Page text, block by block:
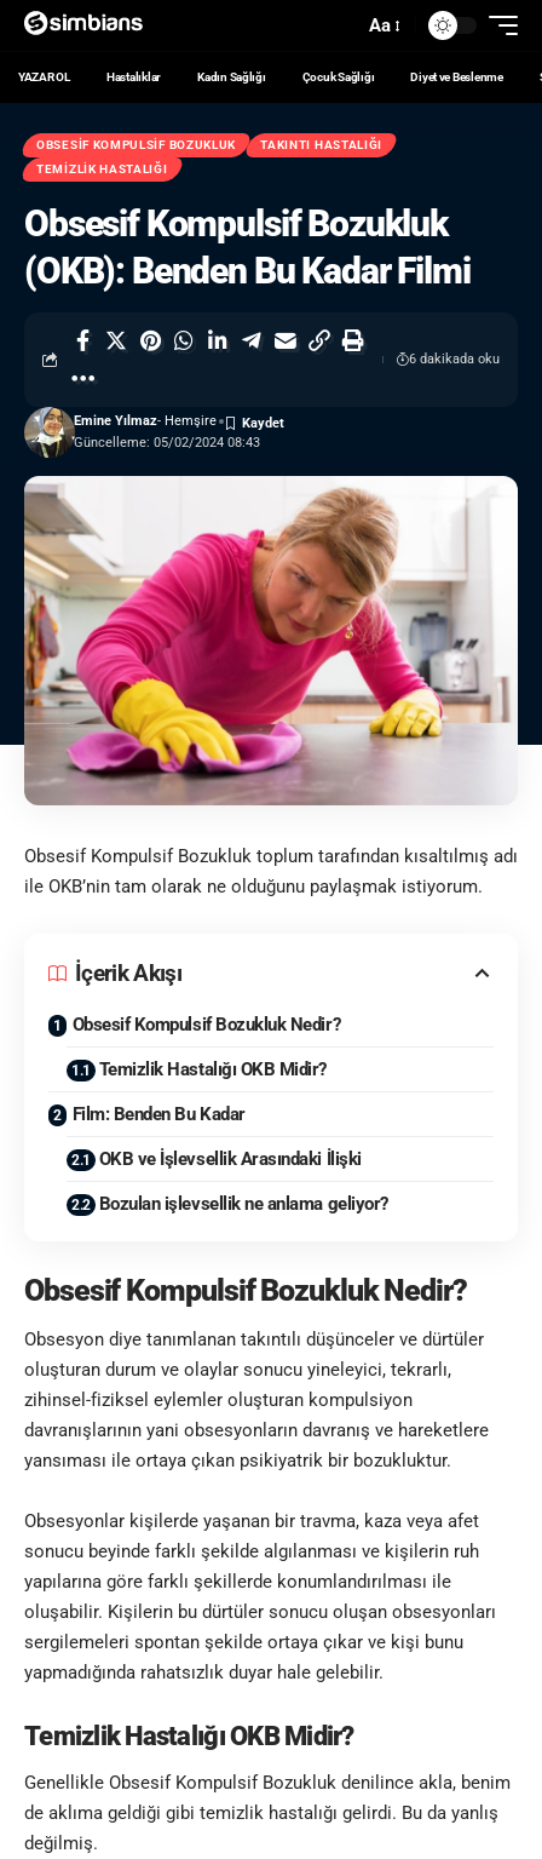
Aa
YAZAR OL Hastalıklar Kadın Sağlığı Çocuk Sağlığı Diyet ve Beslenme
OBSESIF KOMPULSIF BOZUKLUK
TAKINTI HASTALIĞI
TEMIZLIK HASTALIĞI
Obsesif Kompulsif Bozukluk
(OKB): Benden Bu Kadar Filmi
Güncelleme: 05/02/2024 08:43
Emine Yılmaz- Hemşire
6 dakikada oku
Obsesif Kompulsif Bozukluk toplum tarafından kısaltılmış adı
ile OKB’nin tam olarak ne olduğunu paylaşmak istiyorum.
İçerik Akışı
Obsesif Kompulsif Bozukluk Nedir?
Temizlik Hastalığı OKB Midir?
Film: Benden Bu Kadar
OKB ve İşlevsellik Arasındaki İlişki
Bozulan işlevsellik ne anlama geliyor?
Obsesif Kompulsif Bozukluk Nedir?
Obsesyon diye tanımlanan takıntılı düşünceler ve dürtüler
oluşturan durum ve olaylar sonucu yineleyici, tekrarlı,
zihinsel-fiziksel eylemler oluşturan kompulsiyon
davranışlarının yani obsesyonların davranış ve hareketlere
yansıması ile ortaya çıkan psikiyatrik bir bozukluktur.
Obsesyonlar kişilerde yaşanan bir travma, kaza veya afet
sonucu beyinde farklı şekilde algılanması ve kişilerin ruh
yapılarına göre farklı şekillerde konumlandırılması ile
oluşabilir. Kişilerin bu dürtüler sonucu oluşan obsesyonları
sergilemeleri spontan şekilde ortaya çıkar ve kişi bunu
yapmadığında rahatsızlık duyar hale gelebilir.
Temizlik Hastalığı OKB Midir?
Genellikle Obsesif Kompulsif Bozukluk denilince akla, benim
de aklıma geldiği gibi temizlik hastalığı gelirdi. Bu da yanlış
değilmiş.